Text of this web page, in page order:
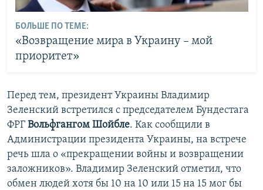
БОЛЬШЕ ПО ТЕМЕ:
«Возвращение мира в Украину – мой
приоритет»
Перед тем, президент Украины Владимир
Зеленский встретился с председателем Бундестага
ФРГ Вольфгангом Шойбле. Как сообщили в
Администрации президента Украины, на встрече
речь шла о «прекращении войны и возвращении
заложников». Владимир Зеленский отметил, что
обмен людей хотя бы 10 на 10 или 15 на 15 мог бы